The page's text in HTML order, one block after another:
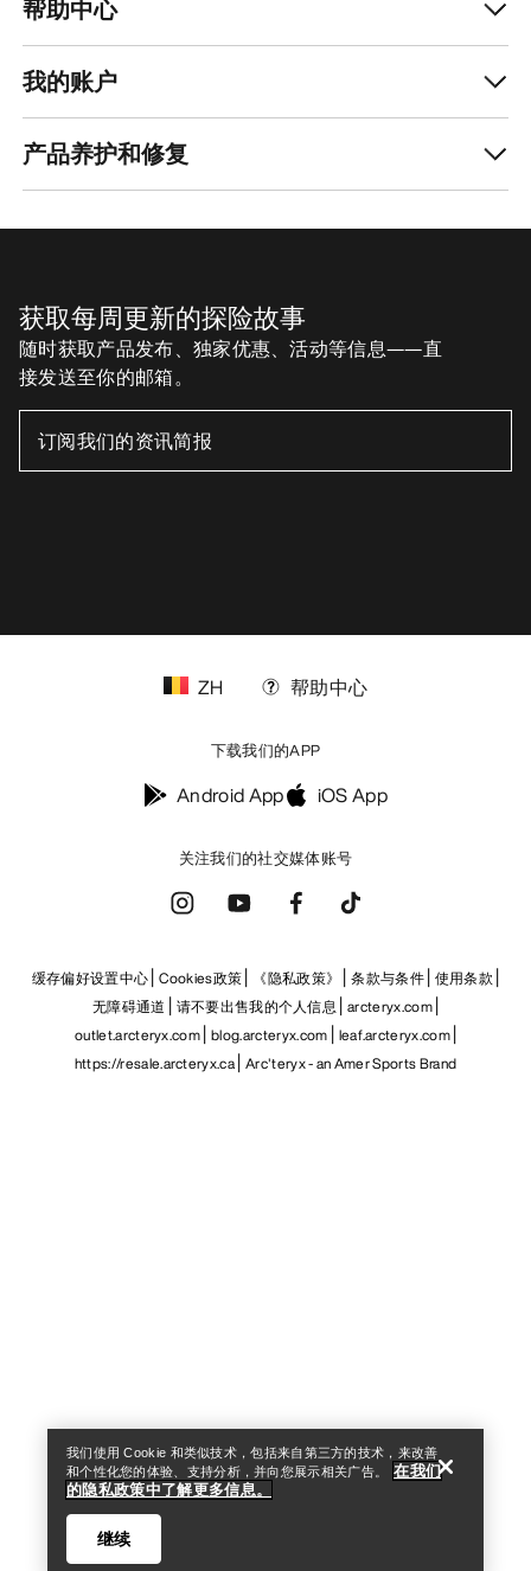
帮助中心
我的账户
产品养护和修复
获取每周更新的探险故事
随时获取产品发布、独家优惠、活动等信息——直
接发送至你的邮箱。
关注我们的社交媒体账号
ZH 帮助中心
下载我们的APP
Android App iOS App
缓存偏好设置中心 Cookies政策 《隐私政策》 条款与条件 使用条款
无障碍通道
请不要出售我的个人信息 arcteryx.com
outlet.arcteryx.com blog.arcteryx.com leaf.arcteryx.com
https://resale.arcteryx.ca Arc'teryx - an Amer Sports Brand
我们使用 Cookie 和类似技术，包括来自第三方的技术，来改善
和个性化您的体验、支持分析，并向您展示相关广告。
在我们
的隐私政策中了解更多信息。
继续